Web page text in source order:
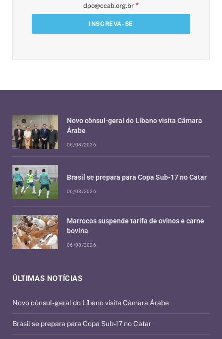
dpo@ccab.org.br *
ÚLTIMAS NOTÍCIAS
Novo cônsul-geral do Líbano visita Câmara Árabe
Brasil se prepara para Copa Sub-17 no Catar
Novo cônsul-geral do Líbano visita Câmara
Árabe
06/08/2026
Brasil se prepara para Copa Sub-17 no Catar
06/08/2026
Marrocos suspende tarifa de ovinos e carne
bovina
06/08/2026